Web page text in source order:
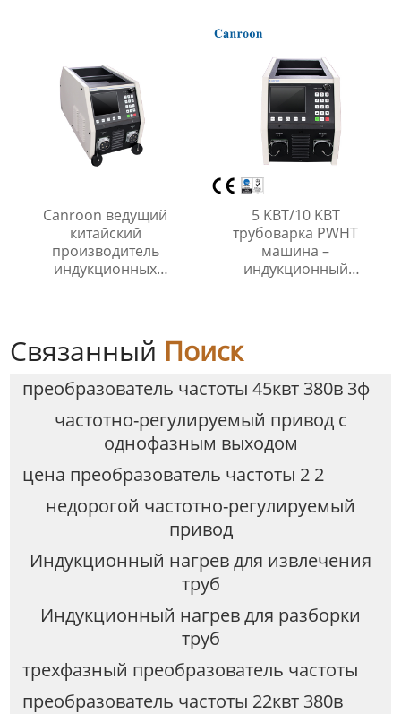
Canroon ведущий
китайский
производитель
индукционных
5 KВT/10 KВT
трубоварка PWHT
машина –
индукционный
Связанный Поиск
преобразователь частоты 45квт 380в 3ф
частотно-регулируемый привод с
однофазным выходом
цена преобразователь частоты 2 2
недорогой частотно-регулируемый
привод
Индукционный нагрев для извлечения
труб
Индукционный нагрев для разборки
труб
трехфазный преобразователь частоты
преобразователь частоты 22квт 380в